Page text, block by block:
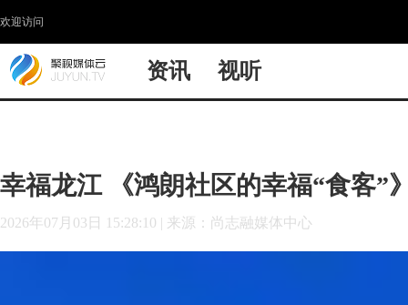
欢迎访问
资讯 视听
幸福龙江 《鸿朗社区的幸福“食客”
2026年07月03日 15:28:10 | 来源：尚志融媒体中心